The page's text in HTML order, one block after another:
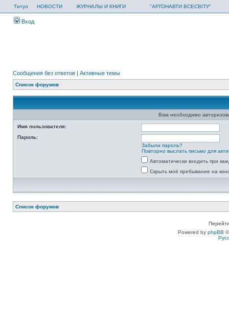
Титул НОВОСТИ ЖУРНАЛЫ И КНИГИ "АРГОНАВТИ ВСЕСВІТУ"
Вход
Сообщения без ответов | Активные темы
Список форумов
Вам необходимо
Имя пользователя:
Пароль:
Забыли пароль?
Повторно выслать письмо для
Автоматически входить при
Скрыть моё пребывание на
Список форумов
Powered by phpBB